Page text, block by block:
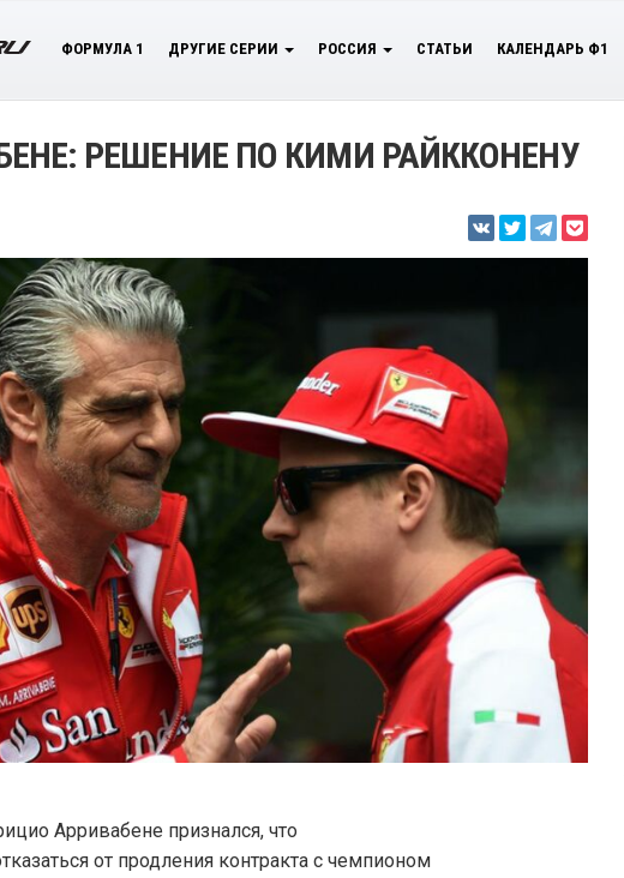
ФОРМУЛА 1 ДРУГИЕ СЕРИИ РОССИЯ СТАТЬИ КАЛЕНДАРЬ Ф1
РЕШЕНИЕ ПО КИМИ РАЙККОНЕНУ
Арривабене признался, что
от продления контракта с чемпионом